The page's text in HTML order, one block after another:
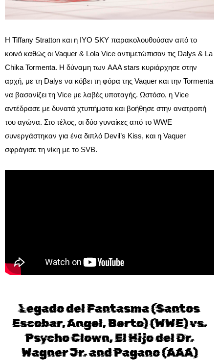
Η Tiffany Stratton και η IYO SKY παρακολουθούσαν από το
κοινό καθώς οι Vaquer & Lola Vice αντιμετώπισαν τις Dalys & La
Chika Tormenta. Η δύναμη των AAA stars κυριάρχησε στην
αρχή, με τη Dalys να κόβει τη φόρα της Vaquer και την Tormenta
να βασανίζει τη Vice με λαβές υποταγής. Ωστόσο, η Vice
αντέδρασε με δυνατά χτυπήματα και βοήθησε στην ανατροπή
του αγώνα. Στο τέλος, οι δύο γυναίκες από το WWE
συνεργάστηκαν για ένα διπλό Devil’s Kiss, και η Vaquer
σφράγισε τη νίκη με το SVB.
Legado del Fantasma (Santos
Escobar, Angel, Berto) (WWE) vs.
Psycho Clown, El Hijo del Dr.
Wagner Jr. and Pagano (AAA)